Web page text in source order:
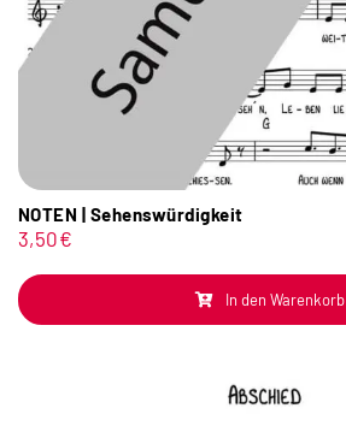
NOTEN | Sehenswürdigkeit
3,50€
In den Warenkorb